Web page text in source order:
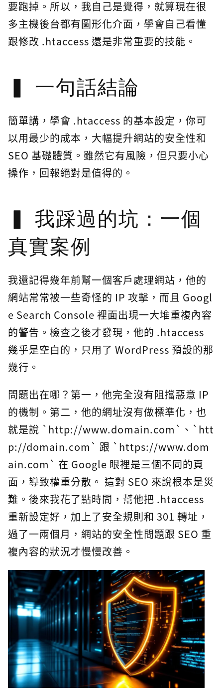
要跑掉。所以，我自己是覺得，就算現在很
多主機後台都有圖形化介面，學會自己看懂
跟修改 .htaccess 還是非常重要的技能。
一句話結論
簡單講，學會 .htaccess 的基本設定，你可
以用最少的成本，大幅提升網站的安全性和
SEO 基礎體質。雖然它有風險，但只要小心
操作，回報絕對是值得的。
我踩過的坑：一個
真實案例
我還記得幾年前幫一個客戶處理網站，他的
網站常常被一些奇怪的 IP 攻擊，而且 Googl
e Search Console 裡面出現一大堆重複內容
的警告。檢查之後才發現，他的 .htaccess
幾乎是空白的，只用了 WordPress 預設的那
幾行。
問題出在哪？第一，他完全沒有阻擋惡意 IP
的機制。第二，他的網址沒有做標準化，也
就是說 `http://www.domain.com`、`htt
p://domain.com` 跟 `https://www.dom
ain.com` 在 Google 眼裡是三個不同的頁
面，導致權重分散。 這對 SEO 來說根本是災
難。後來我花了點時間，幫他把 .htaccess
重新設定好，加上了安全規則和 301 轉址，
過了一兩個月，網站的安全性問題跟 SEO 重
複內容的狀況才慢慢改善。